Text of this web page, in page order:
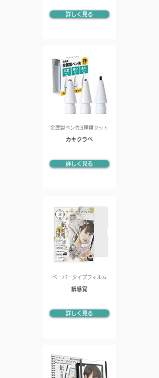
詳しく見る
金属製ペン先3種類セット
カキクラベ
詳しく見る
ペーパータイプフィルム
紙感覚
詳しく見る